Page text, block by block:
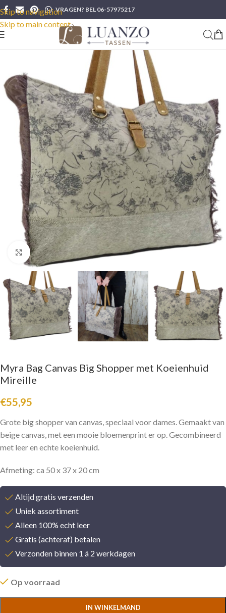
Skip to navigation
Skip to main content
VRAGEN? BEL 06-57975217
Click to enlarge
Myra Bag Canvas Big Shopper met Koeienhuid
Mireille
€55,95
Grote big shopper van canvas, speciaal voor dames. Gemaakt van
beige canvas, met een mooie bloemenprint er op. Gecombineerd
met leer en echte koeienhuid.
Afmeting: ca 50 x 37 x 20 cm
Altijd gratis verzenden
Uniek assortiment
Alleen 100% echt leer
Gratis (achteraf) betalen
Verzonden binnen 1 á 2 werkdagen
Op voorraad
IN WINKELMAND